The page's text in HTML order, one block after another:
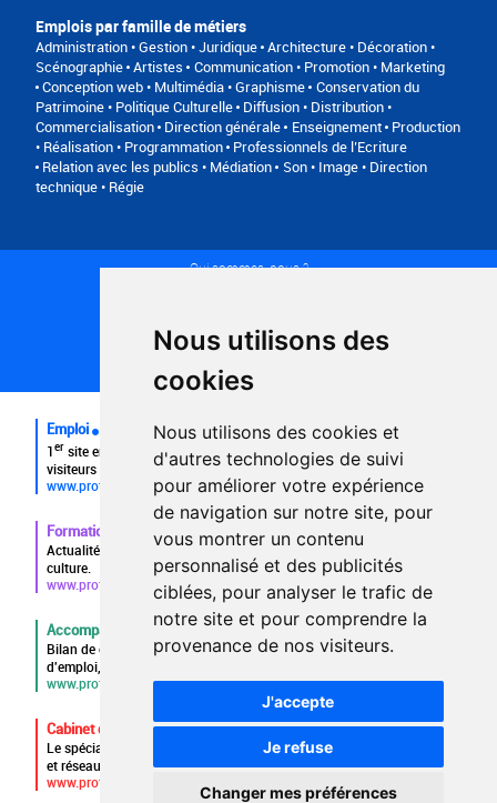
Nous utilisons des
cookies
Nous utilisons des cookies et
d'autres technologies de suivi
pour améliorer votre expérience
de navigation sur notre site, pour
vous montrer un contenu
personnalisé et des publicités
ciblées, pour analyser le trafic de
notre site et pour comprendre la
provenance de nos visiteurs.
J'accepte
Je refuse
Changer mes préférences
Emplois par famille de métiers
Administration • Gestion • Juridique Architecture • Décoration •
Scénographie Artistes
Communication • Promotion • Marketing
Conception web • Multimédia • Graphisme Conservation du
Patrimoine • Politique Culturelle Diffusion • Distribution •
Commercialisation Direction générale Enseignement Production
• Réalisation • Programmation Professionnels de l’Ecriture
Relation avec les publics • Médiation
Son • Image • Direction
technique • Régie
Qui sommes-nous ?
Plan du site
FAQ recruteurs
FAQ
Emploi
1er site emploi du secteur culturel 784.000 visites et 230.000
visiteurs uniques par mois.
www.profilculture.com
Formation
Actualités, guide et annuaire des formations aux métiers de la
culture.
www.profilculture-formation.com
Accompagnement professionnel
Bilan de compétences, coaching, techniques de recherche
d'emploi, entretien conseil.
www.profilculture-competences.com
Cabinet de recrutement
Le spécialiste du secteur culturel, une cvthèque de 86.000 CV
et réseau unique de professionnels.
www.profilculture-conseil.com/cabinet-recrutement